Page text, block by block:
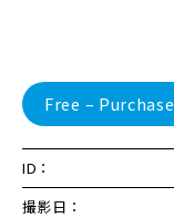
Free – Purchase
ID：
撮影日：